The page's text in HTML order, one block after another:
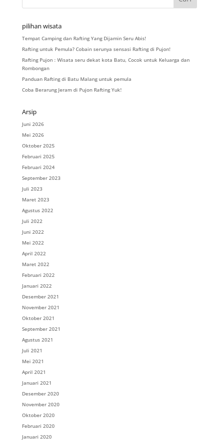
pilihan wisata
Tempat Camping dan Rafting Yang Dijamin Seru Abis!
Rafting untuk Pemula? Cobain serunya sensasi Rafting di Pujon!
Rafting Pujon : Wisata seru dekat kota Batu, Cocok untuk Keluarga dan
Rombongan
Panduan Rafting di Batu Malang untuk pemula
Coba Berarung Jeram di Pujon Rafting Yuk!
Arsip
Juni 2026
Mei 2026
Oktober 2025
Februari 2025
Februari 2024
September 2023
Juli 2023
Maret 2023
Agustus 2022
Juli 2022
Juni 2022
Mei 2022
April 2022
Maret 2022
Februari 2022
Januari 2022
Desember 2021
November 2021
Oktober 2021
September 2021
Agustus 2021
Juli 2021
Mei 2021
April 2021
Januari 2021
Desember 2020
November 2020
Oktober 2020
Februari 2020
Januari 2020